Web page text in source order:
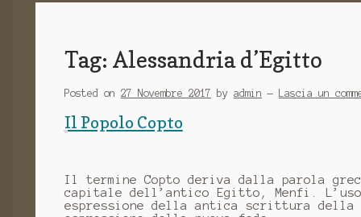
Tag: Alessandria d’Egitto
Posted on 27 Novembre 2017 by admin — Lascia un
Il Popolo Copto
Il termine Copto deriva dalla parola
capitale dell’antico Egitto, Menfi.
espressione della antica scrittura